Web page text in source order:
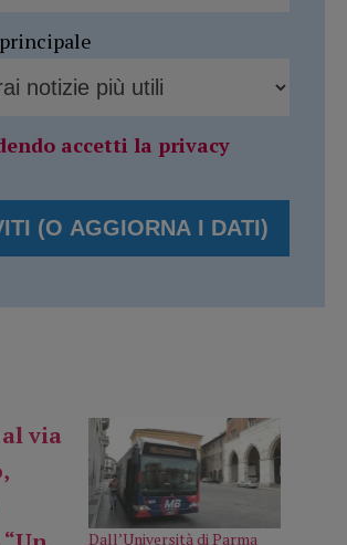
accetti la privacy
Dall’Università di Parma